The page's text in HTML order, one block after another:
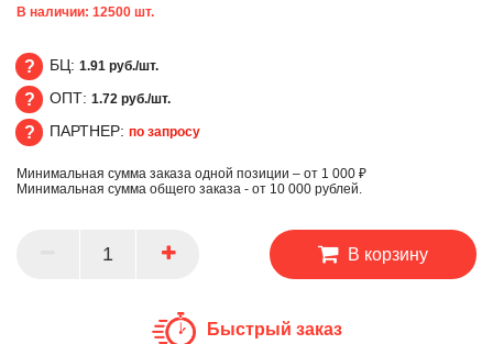
В наличии: 12500 шт.
БЦ
БЦ: 1.91 руб./шт.
ОПТ
ОПТ: 1.72 руб./шт.
ПАРТНЕР
ПАРТНЕР: по запросу
Минимальная сумма заказа одной позиции – от 1 000 ₽
Минимальная сумма общего заказа - от 10 000 рублей.
В корзину
Быстрый заказ